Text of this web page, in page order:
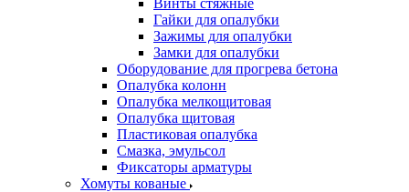
Винты стяжные
Гайки для опалубки
Зажимы для опалубки
Замки для опалубки
Оборудование для прогрева бетона
Опалубка колонн
Опалубка мелкощитовая
Опалубка щитовая
Пластиковая опалубка
Смазка, эмульсол
Фиксаторы арматуры
Хомуты кованые